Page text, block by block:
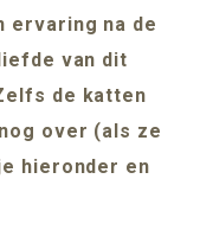
ervaring na de
van dit
de katten
over (als ze
hieronder en